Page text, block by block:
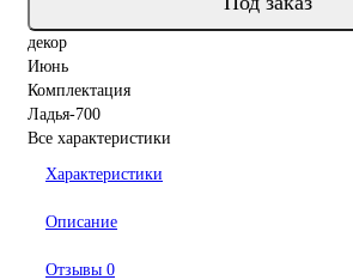
декор
Июнь
Комплектация
Ладья-700
Все характеристики
Характеристики
Описание
Отзывы 0